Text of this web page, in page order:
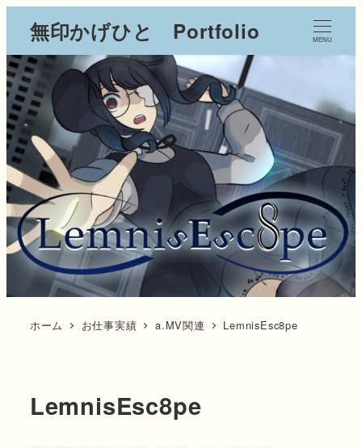
無印かげひと Portfolio MENU
ホーム お仕事実績 a.MV関連 LemnisEsc8pe
LemnisEsc8pe